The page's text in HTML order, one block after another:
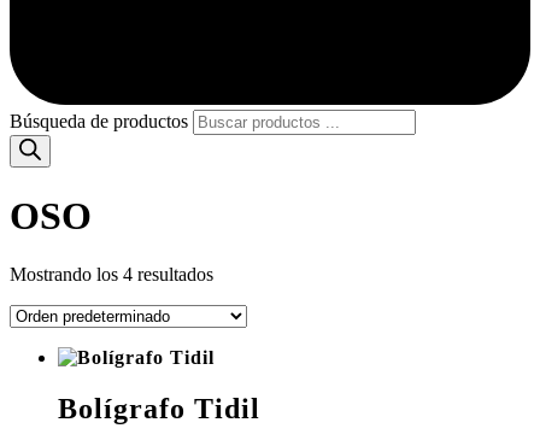
Búsqueda de productos
OSO
Mostrando los 4 resultados
Bolígrafo Tidil